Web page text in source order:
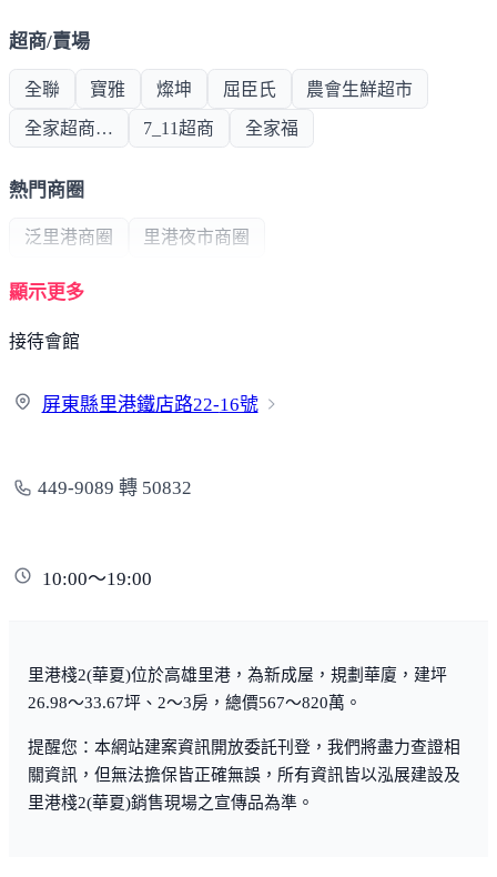
超商/賣場
全聯 寶雅 燦坤 屈臣氏 農會生鮮超市
全家超商… 7_11超商 全家福
熱門商圈
泛里港商圈 里港夜市商圈
醫療機構
里港衛生所
郵局 台灣電力公司
顯示更多
接待會館
屏東縣里港鐵店路22-16號
449-9089 轉 50832
10:00～19:00
里港棧2(華夏)位於高雄里港，為新成屋，規劃華廈，建坪
26.98～33.67坪、2～3房，總價567～820萬。
提醒您：本網站建案資訊開放委託刊登，我們將盡力查證相
關資訊，但無法擔保皆正確無誤，所有資訊皆以泓展建設及
里港棧2(華夏)銷售現場之宣傳品為準。